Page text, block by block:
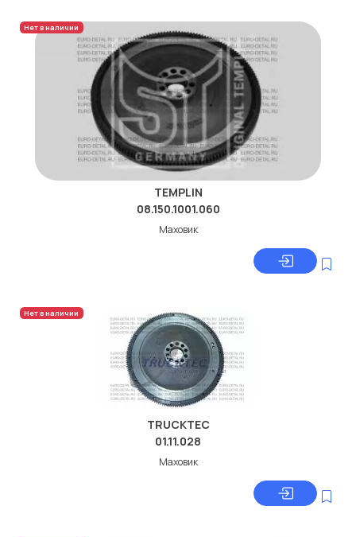
Нет в наличии
TEMPLIN
08.150.1001.060
Маховик
Нет в наличии
TRUCKTEC
01.11.028
Маховик